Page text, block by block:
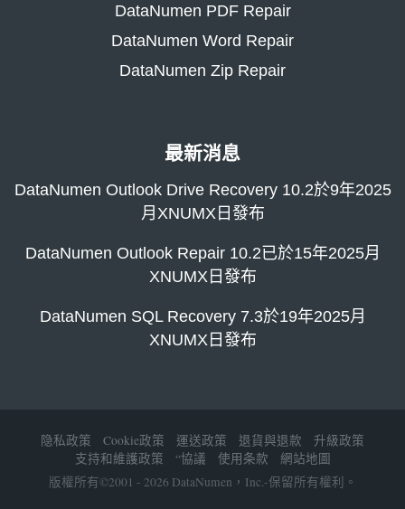
DataNumen PDF Repair
DataNumen Word Repair
DataNumen Zip Repair
最新消息
DataNumen Outlook Drive Recovery 10.2於9年2025
月XNUMX日發布
DataNumen Outlook Repair 10.2已於15年2025月
XNUMX日發布
DataNumen SQL Recovery 7.3於19年2025月
XNUMX日發布
隐私政策 Cookie政策 運送政策 退貨與退款
升級政策
支持和維護政策
“協議 使用条款
網站地圖
版權所有©2001 - 2026 DataNumen，Inc.-保留所有權利。